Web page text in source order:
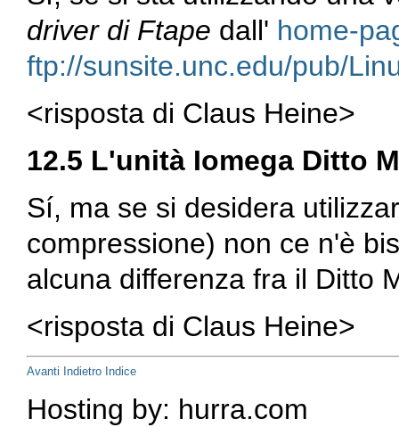
driver di Ftape dall' home-
ftp://sunsite.unc.edu/pub/
<risposta di Claus Heine>
12.5 L'unità Iomega Ditto
Sí, ma se si desidera
compressione) non ce n'è
alcuna differenza fra il Ditto
<risposta di Claus Heine>
Avanti Indietro Indice
Hosting by: hurra.com